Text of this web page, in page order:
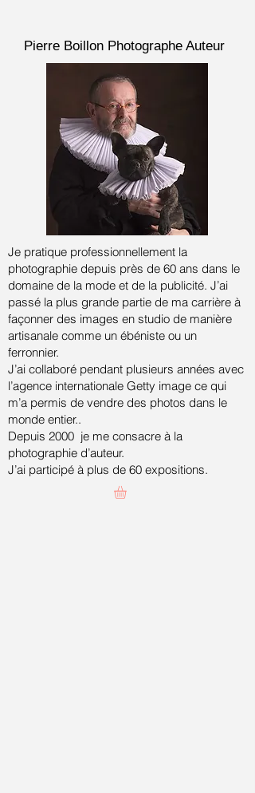
Pierre Boillon Photographe Auteur
Je pratique professionnellement la
photographie depuis près de 60 ans dans le
domaine de la mode et de la publicité. J’ai
passé la plus grande partie de ma carrière à
façonner des images en studio de manière
artisanale comme un ébéniste ou un
ferronnier.
J’ai collaboré pendant plusieurs années avec
l’agence internationale Getty image ce qui
m’a permis de vendre des photos dans le
monde entier..
Depuis 2000 je me consacre à la
photographie d’auteur.
J’ai participé à plus de 60 expositions.